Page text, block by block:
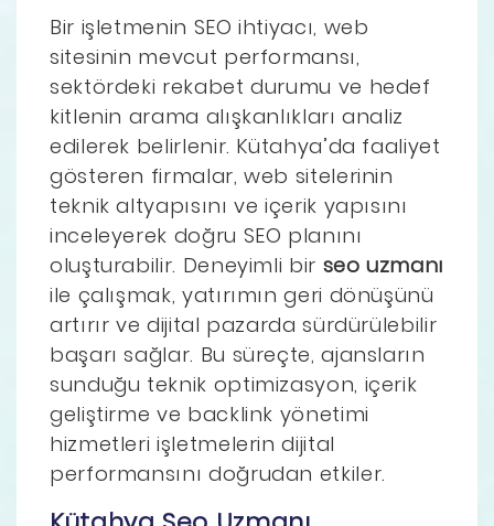
Bir işletmenin SEO ihtiyacı, web
sitesinin mevcut performansı,
sektördeki rekabet durumu ve hedef
kitlenin arama alışkanlıkları analiz
edilerek belirlenir. Kütahya’da faaliyet
gösteren firmalar, web sitelerinin
teknik altyapısını ve içerik yapısını
inceleyerek doğru SEO planını
oluşturabilir. Deneyimli bir seo uzmanı
ile çalışmak, yatırımın geri dönüşünü
artırır ve dijital pazarda sürdürülebilir
başarı sağlar. Bu süreçte, ajansların
sunduğu teknik optimizasyon, içerik
geliştirme ve backlink yönetimi
hizmetleri işletmelerin dijital
performansını doğrudan etkiler.